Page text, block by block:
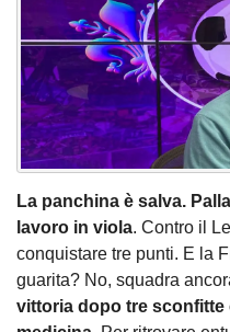
La panchina è salva.
lavoro in viola. Contro il
conquistare tre punti. E la
guarita? No, squadra
vittoria dopo tre sconfitte